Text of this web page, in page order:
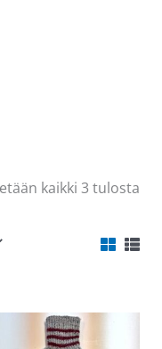
kaikki 3 tulosta